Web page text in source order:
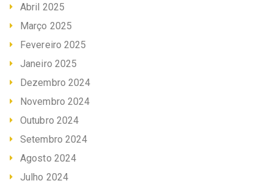
Abril 2025
Março 2025
Fevereiro 2025
Janeiro 2025
Dezembro 2024
Novembro 2024
Outubro 2024
Setembro 2024
Agosto 2024
Julho 2024